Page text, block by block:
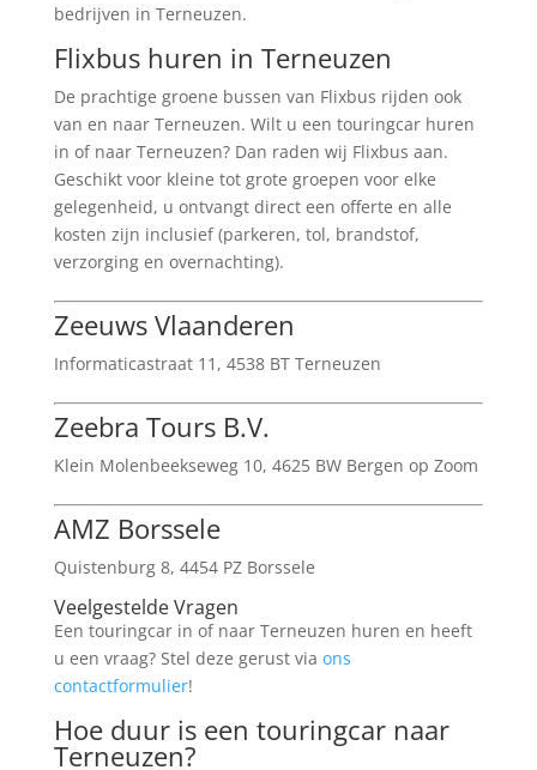
bedrijven in Terneuzen.
Flixbus huren in Terneuzen
De prachtige groene bussen van Flixbus rijden ook
van en naar Terneuzen. Wilt u een touringcar huren
in of naar Terneuzen? Dan raden wij Flixbus aan.
Geschikt voor kleine tot grote groepen voor elke
gelegenheid, u ontvangt direct een offerte en alle
kosten zijn inclusief (parkeren, tol, brandstof,
verzorging en overnachting).
Zeeuws Vlaanderen
Informaticastraat 11, 4538 BT Terneuzen
Zeebra Tours B.V.
Klein Molenbeekseweg 10, 4625 BW Bergen op Zoom
AMZ Borssele
Quistenburg 8, 4454 PZ Borssele
Veelgestelde Vragen
Een touringcar in of naar Terneuzen huren en heeft
u een vraag? Stel deze gerust via ons
contactformulier!
Hoe duur is een touringcar naar
Terneuzen?